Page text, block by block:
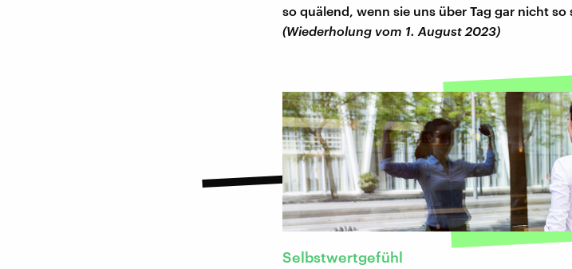
so quälend, wenn sie uns über Tag gar nicht
(Wiederholung vom 1. August 2023)
Selbstwertgefühl